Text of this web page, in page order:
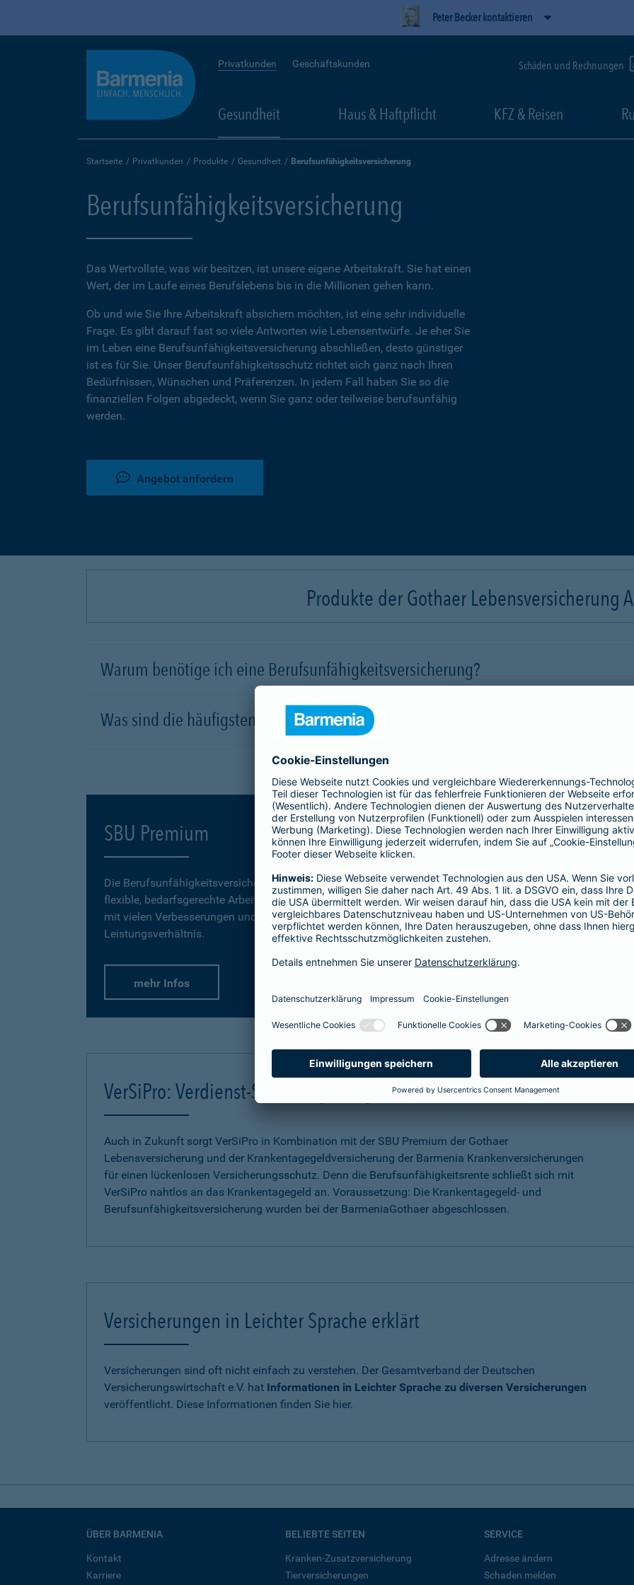
Peter Becker kontaktieren
Privatkunden Geschäftskunden Schäden und Rechnungen
Gesundheit Haus & Haftpflicht KFZ & Reisen
Startseite Privatkunden Produkte Gesundheit Berufsunfähigkeitsversicherung
Berufsunfähigkeitsversicherung
Das Wertvollste, was wir besitzen, ist unsere eigene Arbeitskraft. Sie hat einen
Wert, der im Laufe eines Berufslebens bis in die Millionen gehen kann.
Ob und wie Sie Ihre Arbeitskraft absichern möchten, ist eine sehr individuelle
Frage. Es gibt darauf fast so viele Antworten wie Lebensentwürfe. Je eher Sie
im Leben eine Berufsunfähigkeitsversicherung abschließen, desto günstiger
ist es für Sie. Unser Berufsunfähigkeitsschutz richtet sich ganz nach Ihren
Bedürfnissen, Wünschen und Präferenzen. In jedem Fall haben Sie so die
finanziellen Folgen abgedeckt, wenn Sie ganz oder teilweise berufsunfähig
werden.
Angebot anfordern
Produkte der Gothaer Lebensversicherung
Warum benötige ich eine Berufsunfähigkeitsversicherung?
Was sind die häufigsten Ursachen für eine Berufsunfähigkeit?
SBU Premium
Die BerufsunfähigkeitsversicherungSBU Premiumbietet eine
flexible, bedarfsgerechte Arbeitskraftabsicherung fürs Leben. Jetzt
mit vielen Verbesserungen und einem erstklassigen Preis-
Leistungsverhältnis.
mehr Infos
SBU Invest
Die
Kund*innen finanzielle
der Kapitalmärkte zu
VerSiPro: Verdienst-Sicherungs-Programm
Auch in Zukunft sorgt VerSiPro in Kombination mit der SBU Premium der Gothaer
Lebensversicherung und der Krankentagegeldversicherung der Barmenia Krankenversicherungen
für einen lückenlosen Versicherungsschutz. Denn die Berufsunfähigkeitsrente schließt sich mit
VerSiPro nahtlos an das Krankentagegeld an. Voraussetzung: Die Krankentagegeld- und
Berufsunfähigkeitsversicherung wurden bei der BarmeniaGothaer abgeschlossen.
Versicherungen in Leichter Sprache erklärt
Versicherungen sind oft nicht einfach zu verstehen. Der Gesamtverband der Deutschen
Versicherungswirtschaft e.V. hat Informationen in Leichter Sprache zu diversen Versicherungen
veröffentlicht. Diese Informationen finden Sie hier.
ÜBER BARMENIA
Kontakt
Karriere
BELIEBTE SEITEN
Kranken-Zusatzversicherung
Tierversicherungen
SERVICE
Adresse ändern
Schaden melden